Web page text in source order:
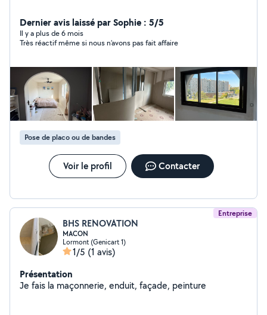
Dernier avis laissé par Sophie : 5/5
Il y a plus de 6 mois
Très réactif même si nous n’avons pas fait affaire
Pose de placo ou de bandes
Voir le profil Contacter
Entreprise
BHS RENOVATION
MACON
Lormont (Genicart 1)
1/5 (1 avis)
Présentation
Je fais la maçonnerie, enduit, façade, peinture